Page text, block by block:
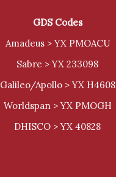
GDS Codes
Amadeus > YX PMOACU
Sabre > YX 233098
Galileo/Apollo > YX H4608
Worldspan > YX PMOGH
DHISCO > YX 40828